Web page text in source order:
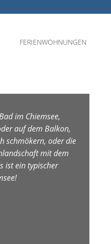
FERIENWOHNUNGEN
im Chiemsee,
auf dem Balkon,
schmökern, oder die
mit dem
ist ein typischer